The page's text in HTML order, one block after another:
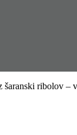
šaranski ribolov –